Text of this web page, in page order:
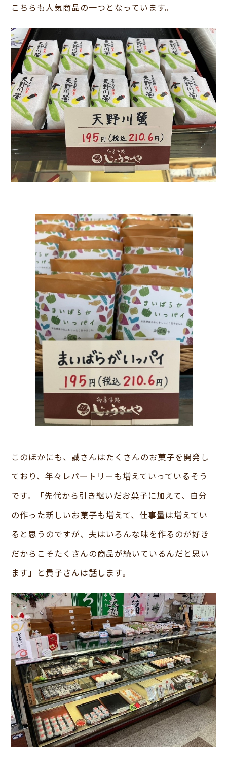
こちらも人気商品の一つとなっています。
このほかにも、誠さんはたくさんのお菓子を開発し
ており、年々レパートリーも増えていっているそう
です。「先代から引き継いだお菓子に加えて、自分
の作った新しいお菓子も増えて、仕事量は増えてい
ると思うのですが、夫はいろんな味を作るのが好き
だからこそたくさんの商品が続いているんだと思い
ます」と貴子さんは話します。